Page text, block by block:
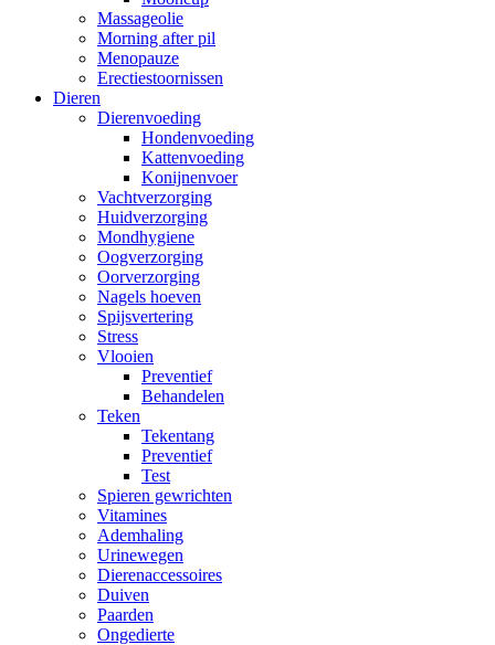
Massageolie
Morning after pil
Menopauze
Erectiestoornissen
Dieren
Dierenvoeding
Hondenvoeding
Kattenvoeding
Konijnenvoer
Vachtverzorging
Huidverzorging
Mondhygiene
Oogverzorging
Oorverzorging
Nagels hoeven
Spijsvertering
Stress
Vlooien
Preventief
Behandelen
Teken
Tekentang
Preventief
Test
Spieren gewrichten
Vitamines
Ademhaling
Urinewegen
Dierenaccessoires
Duiven
Paarden
Ongedierte